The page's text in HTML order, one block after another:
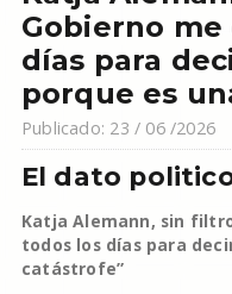
Gobierno
días para
porque es
Publicado: 23 / 06 /2026
El dato
Katja Alemann, sin
todos los días para
catástrofe”